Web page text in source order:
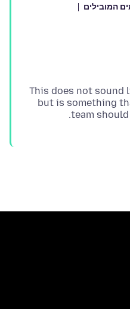
This does not sound
but is something
team